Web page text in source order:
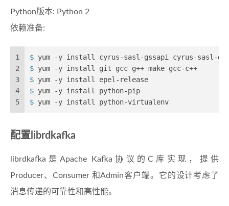
Python版本: Python 2
依赖准备:
1
2
3
4
5
$ yum -y install cyrus-sasl-gssapi cyrus-sasl-
$ yum -y install git gcc g++ make gcc-c++
$ yum -y install epel-release
$ yum -y install python-pip
$ yum -y install python-virtualenv
配置librdkafka
librdkafka是Apache Kafka协议的C库实现，提供
Producer、Consumer 和Admin客户端。它的设计考虑了
消息传递的可靠性和高性能。